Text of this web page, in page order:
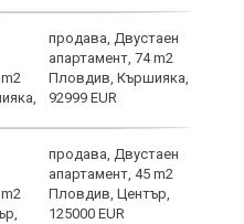
продава, Двустаен
апартамент, 74 m2
Пловдив, Кършияка,
92999 EUR
продава, Двустаен
апартамент, 45 m2
Пловдив, Център,
125000 EUR